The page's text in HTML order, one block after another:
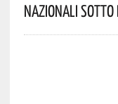
Nazionali Sotto